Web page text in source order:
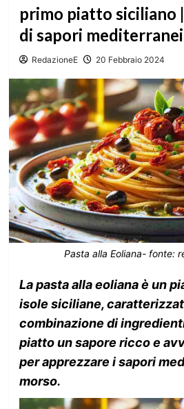
primo piatto siciliano
di sapori
RedazioneE 20 Febbraio 2024
Pasta alla Eoliana- fonte:
La pasta alla eoliana è un
isole siciliane,
combinazione di
piatto un sapore ricco e
per apprezzare i sapori
morso.